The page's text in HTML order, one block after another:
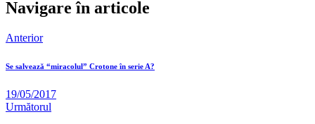
Navigare în articole
Anterior
Se salvează “miracolul” Crotone în serie A?
19/05/2017
Următorul